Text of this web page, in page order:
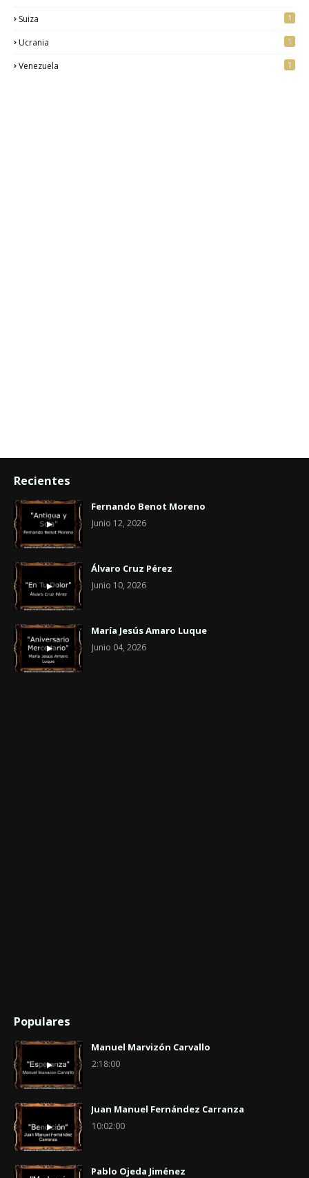
Suiza
1
Ucrania 1
Venezuela 1
Recientes
Fernando Benot Moreno
Junio 12, 2026
Álvaro Cruz Pérez
Junio 10, 2026
María Jesús Amaro Luque
Junio 04, 2026
Populares
Manuel Marvizón Carvallo
2:18:00
Juan Manuel Fernández Carranza
10:02:00
Pablo Ojeda Jiménez